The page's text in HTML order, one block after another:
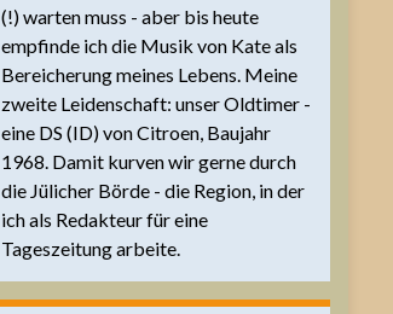
(!) warten muss - aber bis heute
empfinde ich die Musik von Kate als
Bereicherung meines Lebens. Meine
zweite Leidenschaft: unser Oldtimer -
eine DS (ID) von Citroen, Baujahr
1968. Damit kurven wir gerne durch
die Jülicher Börde - die Region, in der
ich als Redakteur für eine
Tageszeitung arbeite.